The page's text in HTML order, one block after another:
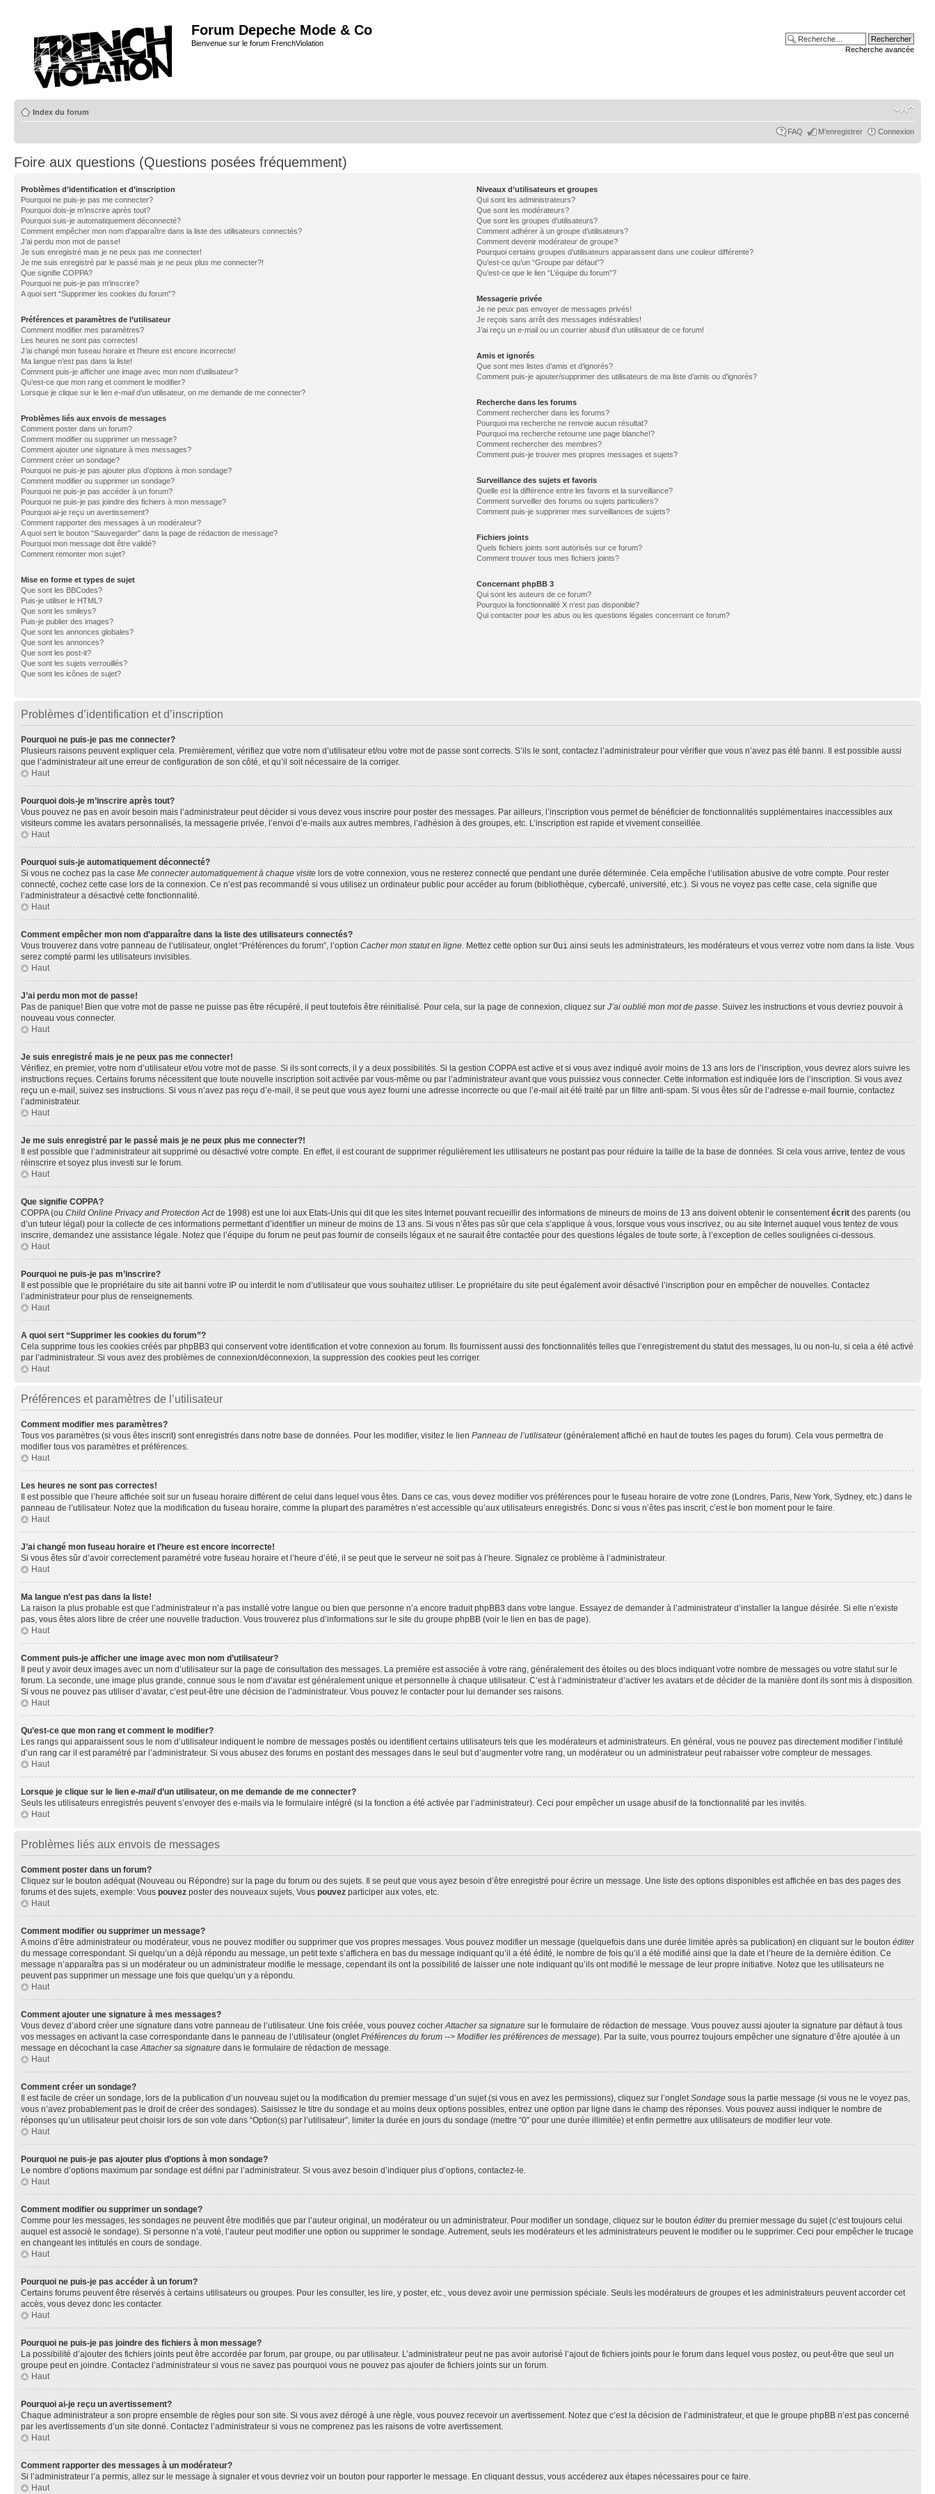
Forum Depeche Mode & Co
Bienvenue sur le forum FrenchViolation
Recherche avancée
Index du forum
FAQ M’enregistrer Connexion
Foire aux questions (Questions posées fréquemment)
Problèmes d’identification et d’inscription
Pourquoi ne puis-je pas me connecter?
Pourquoi dois-je m’inscrire après tout?
Pourquoi suis-je automatiquement déconnecté?
Comment empêcher mon nom d’apparaître dans la liste des utilisateurs connectés?
J’ai perdu mon mot de passe!
Je suis enregistré mais je ne peux pas me connecter!
Je me suis enregistré par le passé mais je ne peux plus me connecter?!
Que signifie COPPA?
Pourquoi ne puis-je pas m’inscrire?
A quoi sert “Supprimer les cookies du forum”?
Préférences et paramètres de l’utilisateur
Comment modifier mes paramètres?
Les heures ne sont pas correctes!
J’ai changé mon fuseau horaire et l’heure est encore incorrecte!
Ma langue n’est pas dans la liste!
Comment puis-je afficher une image avec mon nom d’utilisateur?
Qu’est-ce que mon rang et comment le modifier?
Lorsque je clique sur le lien e-maild’un utilisateur, on me demande de me connecter?
Problèmes liés aux envois de messages
Comment poster dans un forum?
Comment modifier ou supprimer un message?
Comment ajouter une signature à mes messages?
Comment créer un sondage?
Pourquoi ne puis-je pas ajouter plus d’options à mon sondage?
Comment modifier ou supprimer un sondage?
Pourquoi ne puis-je pas accéder à un forum?
Pourquoi ne puis-je pas joindre des fichiers à mon message?
Pourquoi ai-je reçu un avertissement?
Comment rapporter des messages à un modérateur?
A quoi sert le bouton “Sauvegarder” dans la page de rédaction de message?
Pourquoi mon message doit être validé?
Comment remonter mon sujet?
Mise en forme et types de sujet
Que sont les BBCodes?
Puis-je utiliser le HTML?
Que sont les smileys?
Puis-je publier des images?
Que sont les annonces globales?
Que sont les annonces?
Que sont les post-it?
Que sont les sujets verrouillés?
Que sont les icônes de sujet?
Niveaux d’utilisateurs et groupes
Qui sont les administrateurs?
Que sont les modérateurs?
Que sont les groupes d’utilisateurs?
Comment adhérer à un groupe d’utilisateurs?
Comment devenir modérateur de groupe?
Pourquoi certains groupes d’utilisateurs apparaissent dans une couleur différente?
Qu’est-ce qu’un “Groupe par défaut”?
Qu’est-ce que le lien “L’équipe du forum”?
Messagerie privée
Je ne peux pas envoyer de messages privés!
Je reçois sans arrêt des messages indésirables!
J’ai reçu un e-mail ou un courrier abusif d’un utilisateur de ce forum!
Amis et ignorés
Que sont mes listes d’amis et d’ignorés?
Comment puis-je ajouter/supprimer des utilisateurs de ma liste d’amis ou d’ignorés?
Recherche dans les forums
Comment rechercher dans les forums?
Pourquoi ma recherche ne renvoie aucun résultat?
Pourquoi ma recherche retourne une page blanche!?
Comment rechercher des membres?
Comment puis-je trouver mes propres messages et sujets?
Surveillance des sujets et favoris
Quelle est la différence entre les favoris et la surveillance?
Comment surveiller des forums ou sujets particuliers?
Comment puis-je supprimer mes surveillances de sujets?
Fichiers joints
Quels fichiers joints sont autorisés sur ce forum?
Comment trouver tous mes fichiers joints?
Concernant phpBB 3
Qui sont les auteurs de ce forum?
Pourquoi la fonctionnalité X n’est pas disponible?
Qui contacter pour les abus ou les questions légales concernant ce forum?
Problèmes d’identification et d’inscription
Pourquoi ne puis-je pas me connecter?
Plusieurs raisons peuvent expliquer cela. Premièrement, vérifiez que votre nom d’utilisateur et/ou votre mot de passe sont corrects. S’ils le sont, contactez l’administrateur pour vérifier que vous n’avez pas été banni. Il est possible aussi
que l’administrateur ait une erreur de configuration de son côté, et qu’il soit nécessaire de la corriger.
Haut
Pourquoi dois-je m’inscrire après tout?
Vous pouvez ne pas en avoir besoin mais l’administrateur peut décider si vous devez vous inscrire pour poster des messages. Par ailleurs, l’inscription vous permet de bénéficier de fonctionnalités supplémentaires inaccessibles aux
visiteurs comme les avatars personnalisés, la messagerie privée, l’envoi d’e-mails aux autres membres, l’adhésion à des groupes, etc. L’inscription est rapide et vivement conseillée.
Haut
Pourquoi suis-je automatiquement déconnecté?
Si vous ne cochez pas la case Me connecter automatiquement à chaque visite lors de votre connexion, vous ne resterez connecté que pendant une durée déterminée. Cela empêche l’utilisation abusive de votre compte. Pour rester
connecté, cochez cette case lors de la connexion. Ce n’est pas recommandé si vous utilisez un ordinateur public pour accéder au forum (bibliothèque, cybercafé, université, etc.). Si vous ne voyez pas cette case, cela signifie que
l’administrateur a désactivé cette fonctionnalité.
Haut
Comment empêcher mon nom d’apparaître dans la liste des utilisateurs connectés?
Vous trouverez dans votre panneau de l’utilisateur, onglet “Préférences du forum”, l’option Cacher mon statut en ligne. Mettez cette option sur Oui ainsi seuls les administrateurs, les modérateurs et vous verrez votre nom dans la liste. Vous
serez compté parmi les utilisateurs invisibles.
Haut
J’ai perdu mon mot de passe!
Pas de panique! Bien que votre mot de passe ne puisse pas être récupéré, il peut toutefois être réinitialisé. Pour cela, sur la page de connexion, cliquez sur J’ai oublié mon mot de passe. Suivez les instructions et vous devriez pouvoir à
nouveau vous connecter.
Haut
Je suis enregistré mais je ne peux pas me connecter!
Vérifiez, en premier, votre nom d’utilisateur et/ou votre mot de passe. Si ils sont corrects, il y a deux possibilités. Si la gestion COPPA est active et si vous avez indiqué avoir moins de 13 ans lors de l’inscription, vous devrez alors suivre les
instructions reçues. Certains forums nécessitent que toute nouvelle inscription soit activée par vous-même ou par l’administrateur avant que vous puissiez vous connecter. Cette information est indiquée lors de l’inscription. Si vous avez
reçu un e-mail, suivez ses instructions. Si vous n’avez pas reçu d’e-mail, il se peut que vous ayez fourni une adresse incorrecte ou que l’e-mail ait été traité par un filtre anti-spam. Si vous êtes sûr de l’adresse e-mail fournie, contactez
l’administrateur.
Haut
Je me suis enregistré par le passé mais je ne peux plus me connecter?!
Il est possible que l’administrateur ait supprimé ou désactivé votre compte. En effet, il est courant de supprimer régulièrement les utilisateurs ne postant pas pour réduire la taille de la base de données. Si cela vous arrive, tentez de vous
réinscrire et soyez plus investi sur le forum.
Haut
Que signifie COPPA?
COPPA (ou Child Online Privacy and Protection Actde 1998) est une loi aux Etats-Unis qui dit que les sites Internet pouvant recueillir des informations de mineurs de moins de 13 ans doivent obtenir le consentementécrit des parents (ou
d’un tuteur légal) pour la collecte de ces informations permettant d’identifier un mineur de moins de 13 ans. Si vous n’êtes pas sûr que cela s’applique à vous, lorsque vous vous inscrivez, ou au site Internet auquel vous tentez de vous
inscrire, demandez une assistance légale. Notez que l’équipe du forum ne peut pas fournir de conseils légaux et ne saurait être contactée pour des questions légales de toute sorte, à l’exception de celles soulignées ci-dessous.
Haut
Pourquoi ne puis-je pas m’inscrire?
Il est possible que le propriétaire du site ait banni votre IP ou interdit le nom d’utilisateur que vous souhaitez utiliser. Le propriétaire du site peut également avoir désactivé l’inscription pour en empêcher de nouvelles. Contactez
l’administrateur pour plus de renseignements.
Haut
A quoi sert “Supprimer les cookies du forum”?
Cela supprime tous les cookies créés par phpBB3 qui conservent votre identification et votre connexion au forum. Ils fournissent aussi des fonctionnalités telles que l’enregistrement du statut des messages, lu ou non-lu, si cela a été activé
par l’administrateur. Si vous avez des problèmes de connexion/déconnexion, la suppression des cookies peut les corriger.
Haut
Préférences et paramètres de l’utilisateur
Comment modifier mes paramètres?
Tous vos paramètres (si vous êtes inscrit) sont enregistrés dans notre base de données. Pour les modifier, visitez le lien Panneau de l’utilisateur(généralement affiché en haut de toutes les pages du forum). Cela vous permettra de
modifier tous vos paramètres et préférences.
Haut
Les heures ne sont pas correctes!
Il est possible que l’heure affichée soit sur un fuseau horaire différent de celui dans lequel vous êtes. Dans ce cas, vous devez modifier vos préférences pour le fuseau horaire de votre zone (Londres, Paris, New York, Sydney, etc.) dans le
panneau de l’utilisateur. Notez que la modification du fuseau horaire, comme la plupart des paramètres n’est accessible qu’aux utilisateurs enregistrés. Donc si vous n’êtes pas inscrit, c’est le bon moment pour le faire.
Haut
J’ai changé mon fuseau horaire et l’heure est encore incorrecte!
Si vous êtes sûr d’avoir correctement paramétré votre fuseau horaire et l’heure d’été, il se peut que le serveur ne soit pas à l’heure. Signalez ce problème à l’administrateur.
Haut
Ma langue n’est pas dans la liste!
La raison la plus probable est que l’administrateur n’a pas installé votre langue ou bien que personne n’a encore traduit phpBB3 dans votre langue. Essayez de demander à l’administrateur d’installer la langue désirée. Si elle n’existe
pas, vous êtes alors libre de créer une nouvelle traduction. Vous trouverez plus d’informations sur le site du groupe phpBB (voir le lien en bas de page).
Haut
Comment puis-je afficher une image avec mon nom d’utilisateur?
Il peut y avoir deux images avec un nom d’utilisateur sur la page de consultation des messages. La première est associée à votre rang, généralement des étoiles ou des blocs indiquant votre nombre de messages ou votre statut sur le
forum. La seconde, une image plus grande, connue sous le nom d’avatar est généralement unique et personnelle à chaque utilisateur. C’est à l’administrateur d’activer les avatars et de décider de la manière dont ils sont mis à disposition.
Si vous ne pouvez pas utiliser d’avatar, c’est peut-être une décision de l’administrateur. Vous pouvez le contacter pour lui demander ses raisons.
Haut
Qu’est-ce que mon rang et comment le modifier?
Les rangs qui apparaissent sous le nom d’utilisateur indiquent le nombre de messages postés ou identifient certains utilisateurs tels que les modérateurs et administrateurs. En général, vous ne pouvez pas directement modifier l’intitulé
d’un rang car il est paramétré par l’administrateur. Si vous abusez des forums en postant des messages dans le seul but d’augmenter votre rang, un modérateur ou un administrateur peut rabaisser votre compteur de messages.
Haut
Lorsque je clique sur le lien e-maild’un utilisateur, on me demande de me connecter?
Seuls les utilisateurs enregistrés peuvent s’envoyer des e-mails via le formulaire intégré (si la fonction a été activée par l’administrateur). Ceci pour empêcher un usage abusif de la fonctionnalité par les invités.
Haut
Problèmes liés aux envois de messages
Comment poster dans un forum?
Cliquez sur le bouton adéquat (Nouveau ou Répondre) sur la page du forum ou des sujets. Il se peut que vous ayez besoin d’être enregistré pour écrire un message. Une liste des options disponibles est affichée en bas des pages des
forums et des sujets, exemple: Vous pouvez poster des nouveaux sujets, Vous pouvez participer aux votes, etc.
Haut
Comment modifier ou supprimer un message?
A moins d’être administrateur ou modérateur, vous ne pouvez modifier ou supprimer que vos propres messages. Vous pouvez modifier un message (quelquefois dans une durée limitée après sa publication) en cliquant sur le bouton éditer
du message correspondant. Si quelqu’un a déjà répondu au message, un petit texte s’affichera en bas du message indiquant qu’il a été édité, le nombre de fois qu’il a été modifié ainsi que la date et l’heure de la dernière édition. Ce
message n’apparaîtra pas si un modérateur ou un administrateur modifie le message, cependant ils ont la possibilité de laisser une note indiquant qu’ils ont modifié le message de leur propre initiative. Notez que les utilisateurs ne
peuvent pas supprimer un message une fois que quelqu’un y a répondu.
Haut
Comment ajouter une signature à mes messages?
Vous devez d’abord créer une signature dans votre panneau de l’utilisateur. Une fois créée, vous pouvez cocherAttacher sa signature sur le formulaire de rédaction de message. Vous pouvez aussi ajouter la signature par défaut à tous
vos messages en activant la case correspondante dans le panneau de l’utilisateur (ongletPréférences du forum --> Modifier les préférences de message). Par la suite, vous pourrez toujours empêcher une signature d’être ajoutée à un
message en décochant la caseAttacher sa signature dans le formulaire de rédaction de message.
Haut
Comment créer un sondage?
Il est facile de créer un sondage, lors de la publication d’un nouveau sujet ou la modification du premier message d’un sujet (si vous en avez les permissions), cliquez sur l’ongletSondage sous la partie message (si vous ne le voyez pas,
vous n’avez probablement pas le droit de créer des sondages). Saisissez le titre du sondage et au moins deux options possibles, entrez une option par ligne dans le champ des réponses. Vous pouvez aussi indiquer le nombre de
réponses qu’un utilisateur peut choisir lors de son vote dans “Option(s) par l’utilisateur”, limiter la durée en jours du sondage (mettre “0” pour une durée illimitée) et enfin permettre aux utilisateurs de modifier leur vote.
Haut
Pourquoi ne puis-je pas ajouter plus d’options à mon sondage?
Le nombre d’options maximum par sondage est défini par l’administrateur. Si vous avez besoin d’indiquer plus d’options, contactez-le.
Haut
Comment modifier ou supprimer un sondage?
Comme pour les messages, les sondages ne peuvent être modifiés que par l’auteur original, un modérateur ou un administrateur. Pour modifier un sondage, cliquez sur le bouton éditerdu premier message du sujet (c’est toujours celui
auquel est associé le sondage). Si personne n’a voté, l’auteur peut modifier une option ou supprimer le sondage. Autrement, seuls les modérateurs et les administrateurs peuvent le modifier ou le supprimer. Ceci pour empêcher le trucage
en changeant les intitulés en cours de sondage.
Haut
Pourquoi ne puis-je pas accéder à un forum?
Certains forums peuvent être réservés à certains utilisateurs ou groupes. Pour les consulter, les lire, y poster, etc., vous devez avoir une permission spéciale. Seuls les modérateurs de groupes et les administrateurs peuvent accorder cet
accès, vous devez donc les contacter.
Haut
Pourquoi ne puis-je pas joindre des fichiers à mon message?
La possibilité d’ajouter des fichiers joints peut être accordée par forum, par groupe, ou par utilisateur. L’administrateur peut ne pas avoir autorisé l’ajout de fichiers joints pour le forum dans lequel vous postez, ou peut-être que seul un
groupe peut en joindre. Contactez l’administrateur si vous ne savez pas pourquoi vous ne pouvez pas ajouter de fichiers joints sur un forum.
Haut
Pourquoi ai-je reçu un avertissement?
Chaque administrateur a son propre ensemble de règles pour son site. Si vous avez dérogé à une règle, vous pouvez recevoir un avertissement. Notez que c’est la décision de l’administrateur, et que le groupe phpBB n’est pas concerné
par les avertissements d’un site donné. Contactez l’administrateur si vous ne comprenez pas les raisons de votre avertissement.
Haut
Comment rapporter des messages à un modérateur?
Si l’administrateur l’a permis, allez sur le message à signaler et vous devriez voir un bouton pour rapporter le message. En cliquant dessus, vous accéderez aux étapes nécessaires pour ce faire.
Haut